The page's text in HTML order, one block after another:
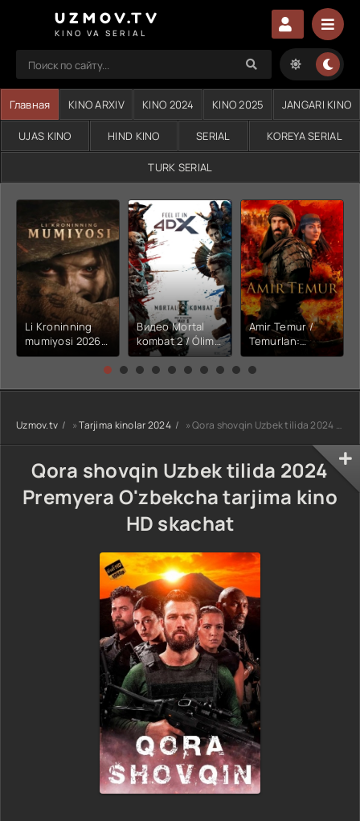
UZMOV.TV
KINO VA SERIAL
Главная KINO ARXIV KINO 2024 KINO 2025 JANGARI KINO
UJAS KINO HIND KINO SERIAL KOREYA SERIAL
TURK SERIAL
Li Kroninning
mumiyosi 2026
(uzbek tilida
kino) tarjima HD
Видео Mortal
kombat 2 / Ólim
jangi 2 (2026)
Uzbek tilida
Amir Temur /
Temurlan:
Fathchining
yuksalishi
tarjima kino Full
HD tas-ix
Uzmov.tv »Tarjima kinolar 2024 » Qora shovqin Uzbek tilida 2024 Premyera O'zbekcha tarjima kino HD skachat
Qora shovqin Uzbek tilida 2024
Premyera O'zbekcha tarjima kino
HD skachat